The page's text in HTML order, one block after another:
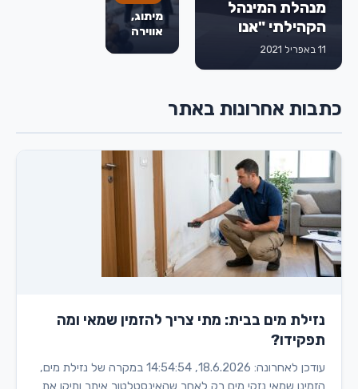
מנהלת המינהל
הקהילתי "אנו
מודים לחברת
דואר ישראל
לתמוך בעובדים
בשוק העבודה"
11 באפריל 2021
מיתוג,
אווירה
כתבות אחרונות באתר
נזילת מים בבית: מתי צריך להזמין שמאי ומה
תפקידו?
עודכן לאחרונה: 18.6.2026, 14:54:54 במקרה של נזילת מים,
הזמינו שמאי נזקי מים רק לאחר שהאינסטלטור איתר ותיקן את